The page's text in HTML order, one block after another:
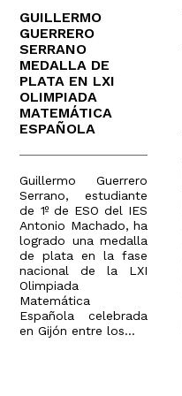
GUILLERMO
GUERRERO
SERRANO
MEDALLA DE
PLATA EN LXI
OLIMPIADA
MATEMÁTICA
ESPAÑOLA
Guillermo Guerrero
Serrano, estudiante
de 1º de ESO del IES
Antonio Machado, ha
logrado una medalla
de plata en la fase
nacional de la LXI
Olimpiada
Matemática
Española celebrada
en Gijón entre los...